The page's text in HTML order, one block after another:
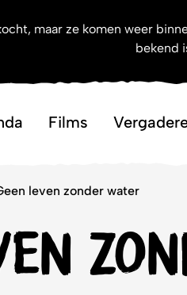
maar ze komen weer
bekend
Films
leven zonder water